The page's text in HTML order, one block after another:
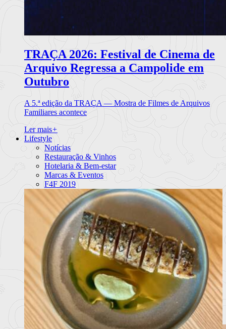
TRAÇA 2026: Festival de Cinema de
Arquivo Regressa a Campolide em
Outubro
A 5.ª edição da TRAÇA — Mostra de Filmes de Arquivos
Familiares acontece
Ler mais+
Lifestyle
Notícias
Restauração & Vinhos
Hotelaria & Bem-estar
Marcas & Eventos
F4F 2019